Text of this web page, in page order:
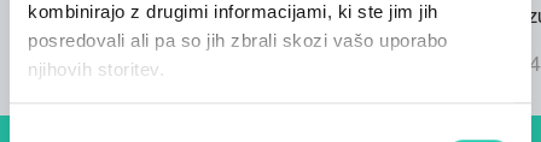
kombinirajo z drugimi informacijami, ki ste jim jih
posredovali ali pa so jih zbrali skozi vašo uporabo
njihovih storitev.
Razpis za himno GO! 2025
22/03/2024
Znani so
GO! 2025
04/09/2024